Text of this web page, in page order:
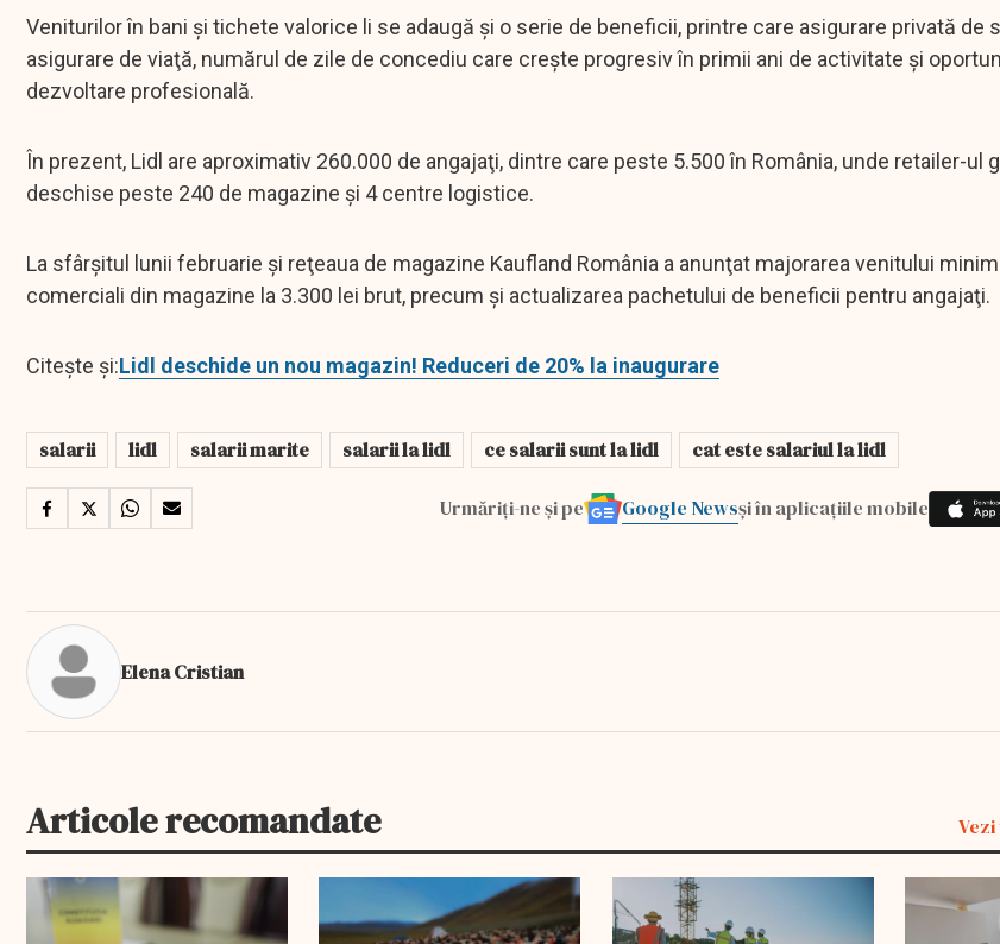
Veniturilor în bani şi tichete valorice li se adaugă şi o serie de beneficii, printre care asigurare privată de
asigurare de viaţă, numărul de zile de concediu care creşte progresiv în primii ani de activitate şi
dezvoltare profesională.
În prezent, Lidl are aproximativ 260.000 de angajaţi, dintre care peste 5.500 în România, unde retailer-ul
deschise peste 240 de magazine şi 4 centre logistice.
La sfârşitul lunii februarie şi reţeaua de magazine Kaufland România a anunţat majorarea venitului
comerciali din magazine la 3.300 lei brut, precum şi actualizarea pachetului de beneficii pentru angajaţi.
Citește și:Lidl deschide un nou magazin! Reduceri de 20% la inaugurare
salarii lidl salarii marite salarii la lidl ce salarii sunt la lidl cat este salariul la lidl
Urmăriți-ne și pe Google Newsși în aplicațiile mobile
Elena Cristian
Articole recomandate
EXCLUSIV